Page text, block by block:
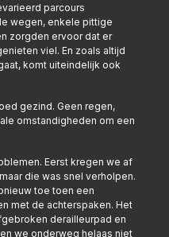
parcours
wegen, enkele pittige
zorgden ervoor dat er
viel. En zoals altijd
komt uiteindelijk ook
gezind. Geen regen,
omstandigheden om een
Eerst kregen we af
die was snel verholpen.
toe toen een
met de achterspaken. Het
derailleurpad en
we onderweg helaas niet